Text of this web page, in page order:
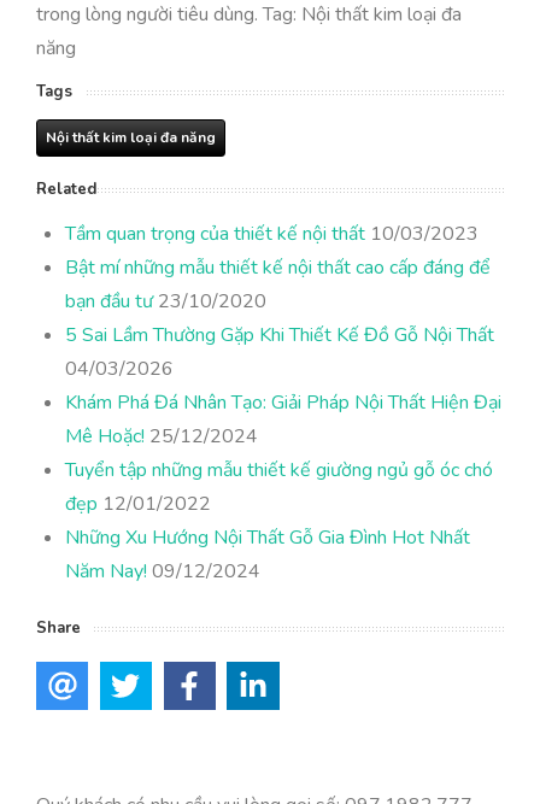
trong lòng người tiêu dùng. Tag: Nội thất kim loại đa
năng
Tags
Nội thất kim loại đa năng
Related
Tầm quan trọng của thiết kế nội thất 10/03/2023
Bật mí những mẫu thiết kế nội thất cao cấp đáng để
bạn đầu tư23/10/2020
5 Sai Lầm Thường Gặp Khi Thiết Kế Đồ Gỗ Nội Thất
04/03/2026
Khám Phá Đá Nhân Tạo: Giải Pháp Nội Thất Hiện Đại
Mê Hoặc! 25/12/2024
Tuyển tập những mẫu thiết kế giường ngủ gỗ óc chó
đẹp 12/01/2022
Những Xu Hướng Nội Thất Gỗ Gia Đình Hot Nhất
Năm Nay! 09/12/2024
Share